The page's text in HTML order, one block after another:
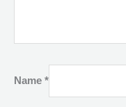
Name *